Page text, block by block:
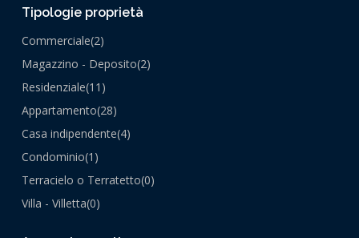
Tipologie proprietà
Commerciale(2)
Magazzino - Deposito(2)
Residenziale(11)
Appartamento(28)
Casa indipendente(4)
Condominio(1)
Terracielo o Terratetto(0)
Villa - Villetta(0)